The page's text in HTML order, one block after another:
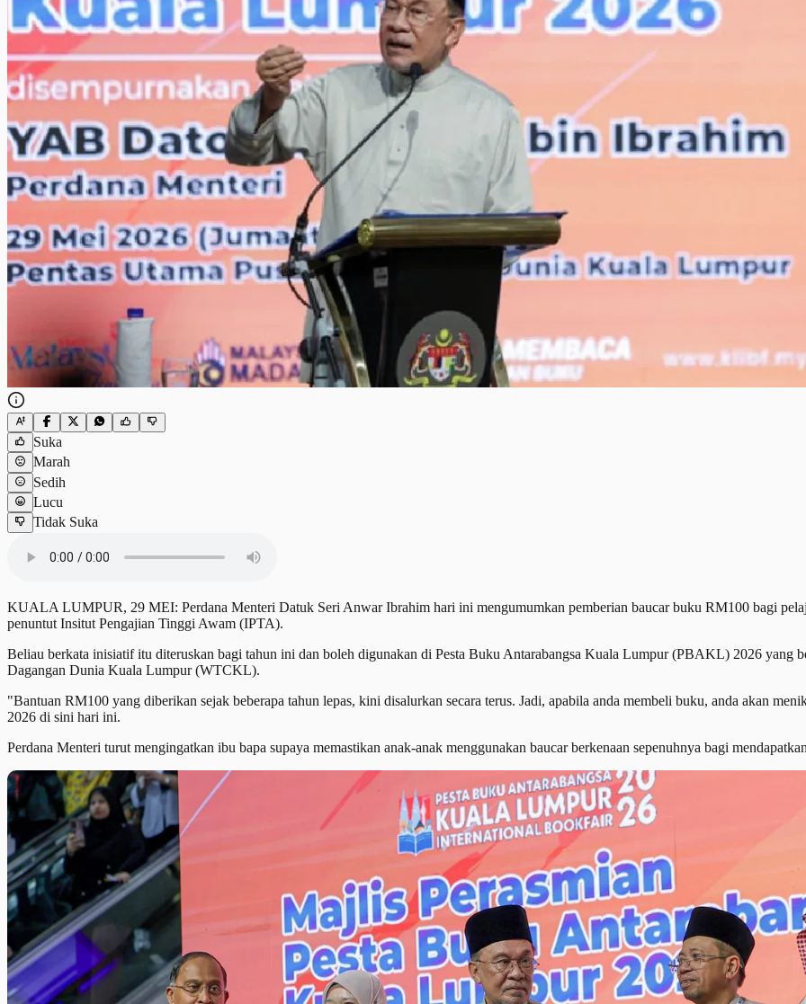
Suka
Marah
Sedih
Lucu
Tidak Suka
KUALA LUMPUR, 29 MEI: Perdana Menteri Datuk Seri Anwar Ibrahim hari ini mengumumkan pemberian baucar buku RM100 bagi
penuntut Insitut Pengajian Tinggi Awam (IPTA).
Beliau berkata inisiatif itu diteruskan bagi tahun ini dan boleh digunakan di Pesta Buku Antarabangsa Kuala Lumpur (PBAKL) 2026 yang
Dagangan Dunia Kuala Lumpur (WTCKL).
"Bantuan RM100 yang diberikan sejak beberapa tahun lepas, kini disalurkan secara terus. Jadi, apabila anda membeli buku, anda akan
2026 di sini hari ini.
Perdana Menteri turut mengingatkan ibu bapa supaya memastikan anak-anak menggunakan baucar berkenaan sepenuhnya bagi